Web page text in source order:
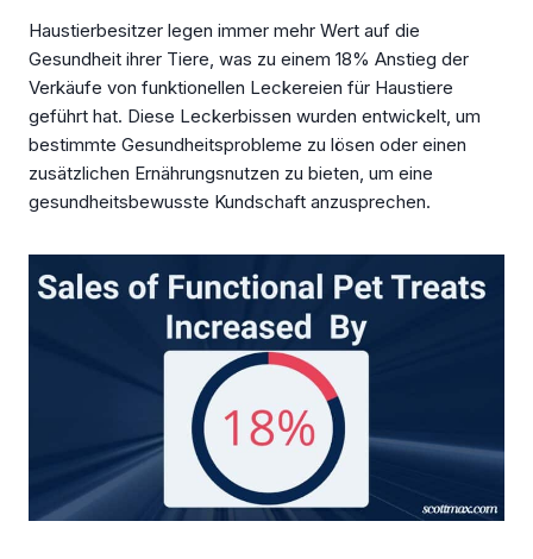
Haustierbesitzer legen immer mehr Wert auf die
Gesundheit ihrer Tiere, was zu einem 18% Anstieg der
Verkäufe von funktionellen Leckereien für Haustiere
geführt hat. Diese Leckerbissen wurden entwickelt, um
bestimmte Gesundheitsprobleme zu lösen oder einen
zusätzlichen Ernährungsnutzen zu bieten, um eine
gesundheitsbewusste Kundschaft anzusprechen.